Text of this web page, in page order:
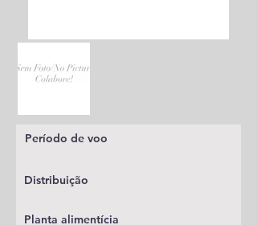
Período de voo
Distribuição
Planta alimentícia